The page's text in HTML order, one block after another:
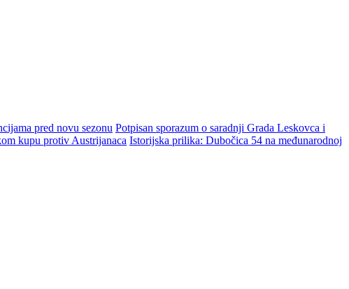
pred novu sezonu Potpisan sporazum o saradnji Grada Leskovca i
kupu protiv Austrijanaca Istorijska prilika: Dubočica 54 na međunarodnoj